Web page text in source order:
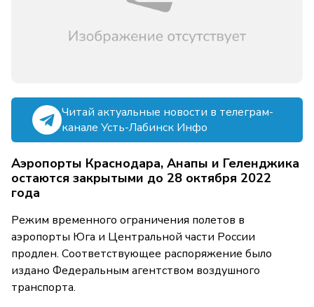
Читай актуальные новости в телеграм-
канале Усть-Лабинск Инфо
Аэропорты Краснодара, Анапы и Геленджика
остаются закрытыми до 28 октября 2022
года
Режим временного ограничения полетов в
аэропорты Юга и Центральной части России
продлен. Соответствующее распоряжение было
издано Федеральным агентством воздушного
транспорта.